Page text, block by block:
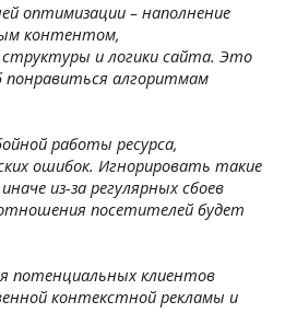
оптимизации – наполнение
контентом,
и логики сайта. Это
понравиться алгоритмам
работы ресурса,
ошибок. Игнорировать такие
из-за регулярных сбоев
посетителей будет
потенциальных клиентов
контекстной рекламы и